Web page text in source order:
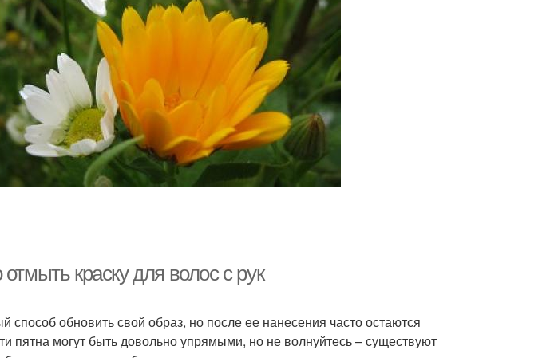
краску для волос с рук
способ обновить свой образ, но после ее нанесения часто остаются
пятна могут быть довольно упрямыми, но не волнуйтесь – существуют